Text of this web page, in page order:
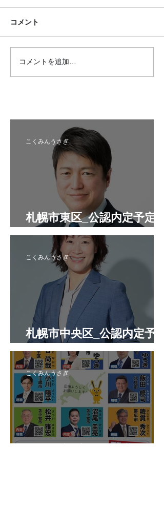
国民民主プレス号外 苫小
牧市特別号 令和8年6月
コメント
コメントを追加…
札幌市東区_公認内定予定候
補者
こくみんうさぎ
札幌市中央区_公認内定予定
候補者
こくみんうさぎ
こくみんうさぎ